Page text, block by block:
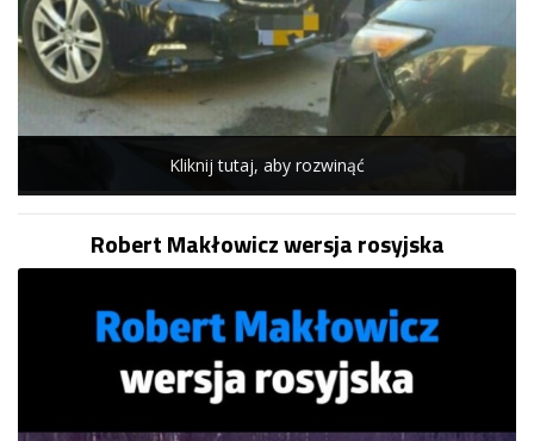
Kliknij tutaj, aby rozwinąć
Robert Makłowicz wersja rosyjska